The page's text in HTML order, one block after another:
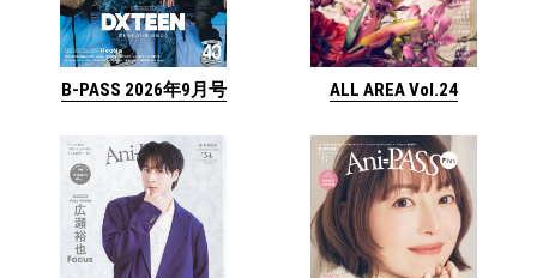
B-PASS 2026年9月号 ALL AREA Vol.24